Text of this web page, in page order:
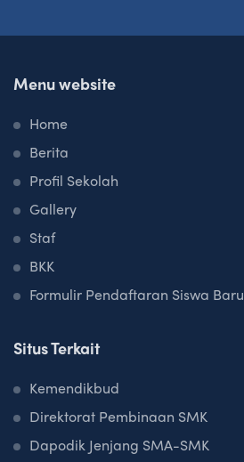
Menu website
Home
Berita
Profil Sekolah
Gallery
Staf
BKK
Formulir Pendaftaran Siswa Baru
Situs Terkait
Kemendikbud
Direktorat Pembinaan SMK
Dapodik Jenjang SMA-SMK